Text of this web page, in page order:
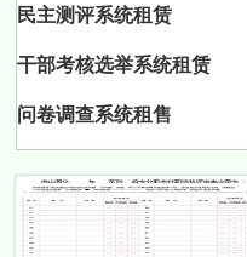
民主测评系统租赁
干部考核选举系统租赁
问卷调查系统租售